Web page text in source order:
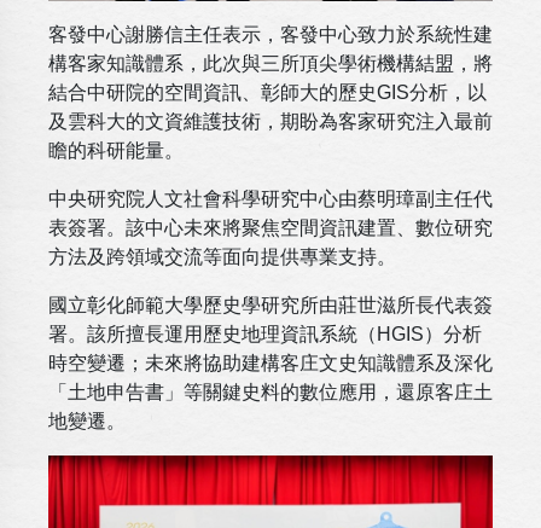
客發中心謝勝信主任表示，客發中心致力於系統性建
構客家知識體系，此次與三所頂尖學術機構結盟，將
結合中研院的空間資訊、彰師大的歷史GIS分析，以
及雲科大的文資維護技術，期盼為客家研究注入最前
瞻的科研能量。
中央研究院人文社會科學研究中心由蔡明璋副主任代
表簽署。該中心未來將聚焦空間資訊建置、數位研究
方法及跨領域交流等面向提供專業支持。
國立彰化師範大學歷史學研究所由莊世滋所長代表簽
署。該所擅長運用歷史地理資訊系統（HGIS）分析
時空變遷；未來將協助建構客庄文史知識體系及深化
「土地申告書」等關鍵史料的數位應用，還原客庄土
地變遷。